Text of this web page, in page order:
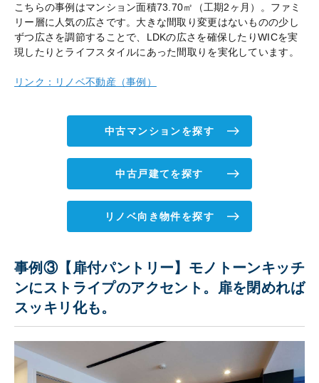
こちらの事例はマンション面積73.70㎡（工期2ヶ月）。ファミ
リー層に人気の広さです。大きな間取り変更はないものの少し
ずつ広さを調節することで、LDKの広さを確保したりWICを実
現したりとライフスタイルにあった間取りを実化しています。
リンク：リノベ不動産（事例）
中古マンションを探す
中古戸建てを探す
リノベ向き物件を探す
事例③【扉付パントリー】モノトーンキッチ
ンにストライプのアクセント。扉を閉めれば
スッキリ化も。